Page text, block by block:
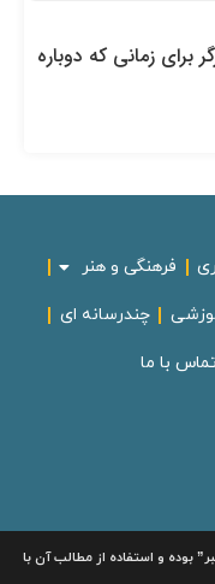
زمانی که دوباره
فرهنگی و هنر
چندرسانه ای
با ما
و استفاده از مطالب آن با